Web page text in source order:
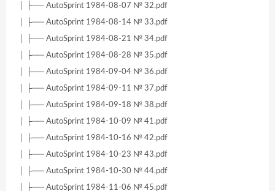
│ ├── AutoSprint 1984-08-07 № 32.pdf
│ ├── AutoSprint 1984-08-14 № 33.pdf
│ ├── AutoSprint 1984-08-21 № 34.pdf
│ ├── AutoSprint 1984-08-28 № 35.pdf
│ ├── AutoSprint 1984-09-04 № 36.pdf
│ ├── AutoSprint 1984-09-11 № 37.pdf
│ ├── AutoSprint 1984-09-18 № 38.pdf
│ ├── AutoSprint 1984-10-09 № 41.pdf
│ ├── AutoSprint 1984-10-16 № 42.pdf
│ ├── AutoSprint 1984-10-23 № 43.pdf
│ ├── AutoSprint 1984-10-30 № 44.pdf
│ ├── AutoSprint 1984-11-06 № 45.pdf